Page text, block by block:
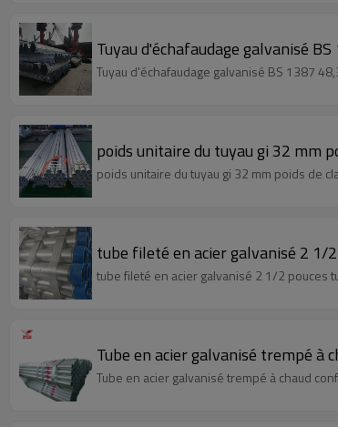
Tuyau d'échafaudage galvanisé
Tuyau d'échafaudage galvanisé BS 1387
poids unitaire du tuyau gi 32 mm
poids unitaire du tuyau gi 32 mm poids de
tube fileté en acier galvanisé 2 1/
tube fileté en acier galvanisé 2 1/2 pouces
Tube en acier galvanisé trempé à
Tube en acier galvanisé trempé à chaud